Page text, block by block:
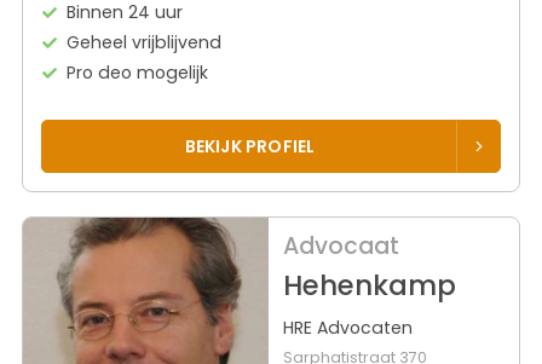
Binnen 24 uur
Geheel vrijblijvend
Pro deo mogelijk
BEKIJK PROFIEL
Advocaat
Hehenkamp
HRE Advocaten
Sarphatistraat 370